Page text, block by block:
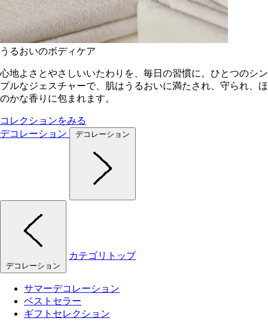
うるおいのボディケア
心地よさとやさしいいたわりを、毎日の習慣に。ひとつのシン
プルなジェスチャーで、肌はうるおいに満たされ、守られ、ほ
のかな香りに包まれます。
コレクションをみる
デコレーション
デコレーション
デコレーション
カテゴリトップ
サマーデコレーション
ベストセラー
ギフトセレクション